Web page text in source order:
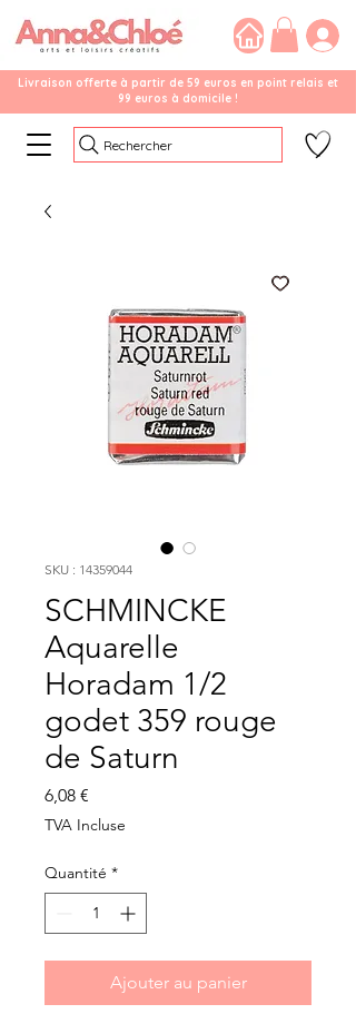
Livraison offerte à partir de 59 euros en point relais et
99 euros à domicile !
Rechercher
SKU : 14359044
SCHMINCKE
Aquarelle
Horadam 1/2
godet 359 rouge
de Saturn
6,08 €
TVA Incluse
Quantité *
Ajouter au panier